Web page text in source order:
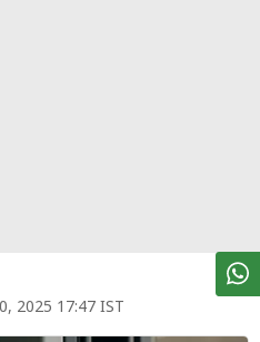
2025 17:47 IST